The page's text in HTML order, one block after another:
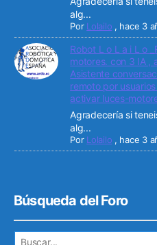
alg...
Por Lolailo , hace 3
Robot L o L a i L o
motores. con 3 IA ,
Asistente
remoto por
activar luces-
Agradecería si
alg...
Por Lolailo , hace 3
Búsqueda del Foro